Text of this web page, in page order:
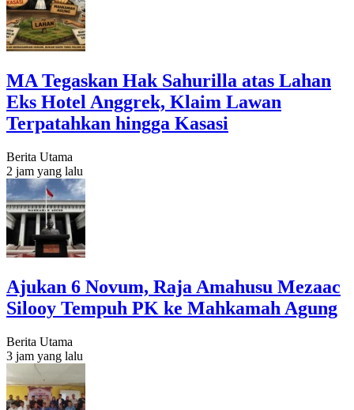
MA Tegaskan Hak Sahurilla atas Lahan
Eks Hotel Anggrek, Klaim Lawan
Terpatahkan hingga Kasasi
Berita Utama
2 jam yang lalu
Ajukan 6 Novum, Raja Amahusu Mezaac
Silooy Tempuh PK ke Mahkamah Agung
Berita Utama
3 jam yang lalu